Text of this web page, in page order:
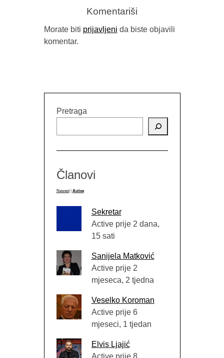
Komentariši
Morate biti prijavljeni da biste objavili
komentar.
Pretraga
Članovi
Newest Active
Sekretar
Active prije 2 dana,
15 sati
Sanijela Matković
Active prije 2
mjeseca, 2 tjedna
Veselko Koroman
Active prije 6
mjeseci, 1 tjedan
Elvis Ljajić
Active prije 8